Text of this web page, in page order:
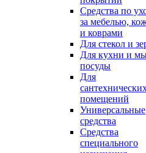
Средства по
за мебелью,
и коврами
Для стекол и
Для кухни и
посуды
Для
помещений
Универсальные
средства
Средства
специального